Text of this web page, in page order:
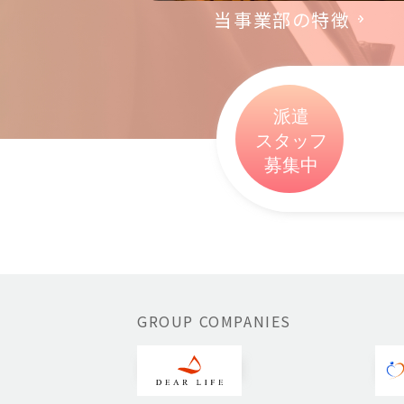
当事業部の特徴
GROUP COMPANIES